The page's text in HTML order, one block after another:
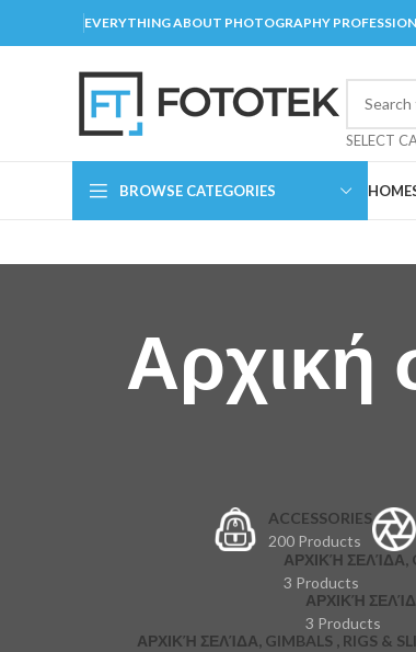
EVERYTHING ABOUT PHOTOGRAPHY
SELECT
BROWSE CATEGORIES HOME
Αρχική
ACCESSORIES
200 Products
ΑΡΧΙΚΉ ΣΕΛΊΔΑ,
3 Products
ΑΡΧΙΚΉ
3 Products
ΑΡΧΙΚΉ ΣΕΛΊΔΑ, GIMBALS , RIGS &